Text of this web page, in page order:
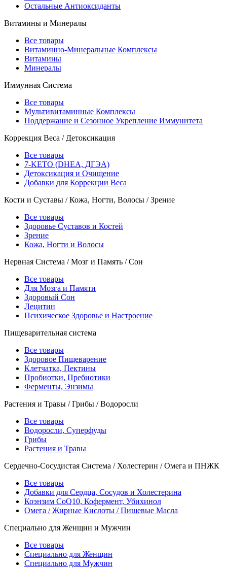
Остальные Антиоксиданты
Витамины и Минералы
Все товары
Витаминно-Минеральные Комплексы
Витамины
Минералы
Иммунная Система
Все товары
Мультивитаминные Комплексы
Поддержание и Сезонное Укрепление Иммунитета
Коррекция Веса / Детоксикация
Все товары
7-KETO (DHEA, ДГЭА)
Детоксикация и Очищение
Добавки для Коррекции Веса
Кости и Суставы / Кожа, Ногти, Волосы / Зрение
Все товары
Здоровье Суставов и Костей
Зрение
Кожа, Ногти и Волосы
Нервная Система / Мозг и Память / Сон
Все товары
Для Мозга и Памяти
Здоровый Сон
Лецитин
Психическое Здоровье и Настроение
Пищеварительная система
Все товары
Здоровое Пищеварение
Клетчатка, Пектины
Пробиотки, Пребиотики
Ферменты, Энзимы
Растения и Травы / Грибы / Водоросли
Все товары
Водоросли, Суперфуды
Грибы
Растения и Травы
Сердечно-Сосудистая Система / Холестерин / Омега и ПНЖК
Все товары
Добавки для Сердца, Сосудов и Холестерина
Коэнзим CoQ10, Кофермент, Убихинол
Омега / Жирные Кислоты / Пищевые Масла
Специально для Женщин и Мужчин
Все товары
Специально для Женщин
Специально для Мужчин